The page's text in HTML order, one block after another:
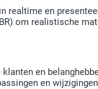
realtime en
om realistische
en
en